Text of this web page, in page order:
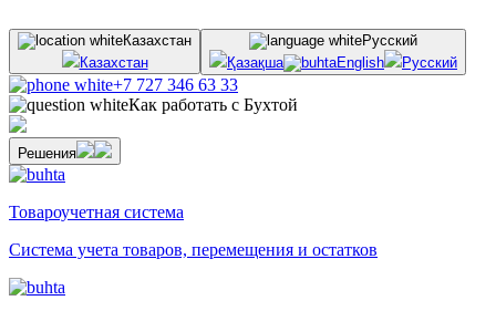
Казахстан
Казахстан
Русский
Қазақша
English Русский
+7 727 346 63 33
Как работать с Бухтой
Решения
Товароучетная система
Система учета товаров, перемещения и остатков